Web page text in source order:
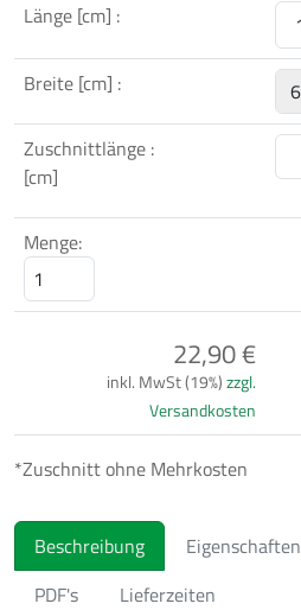
Länge [cm] :
Breite [cm] :
Zuschnittlänge :
[cm]
Menge:
22,90 €
inkl. MwSt (19%)zzgl.
Versandkosten
*Zuschnitt ohne Mehrkosten
Beschreibung Eigenschaften
PDF's
Lieferzeiten